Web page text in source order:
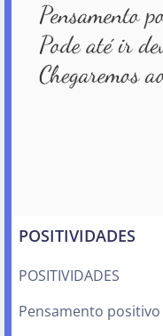
POSITIVIDADES
POSITIVIDADES
Pensamento positivo